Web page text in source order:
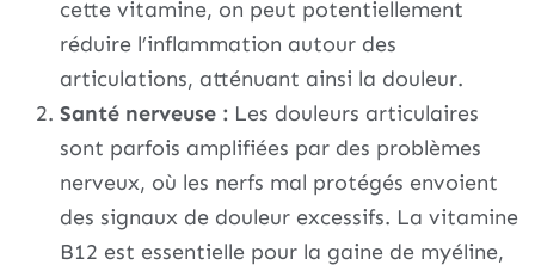
cette vitamine, on peut potentiellement
réduire l’inflammation autour des
articulations, atténuant ainsi la douleur.
Santé nerveuse : Les douleurs articulaires
sont parfois amplifiées par des problèmes
nerveux, où les nerfs mal protégés envoient
des signaux de douleur excessifs. La vitamine
B12 est essentielle pour la gaine de myéline,